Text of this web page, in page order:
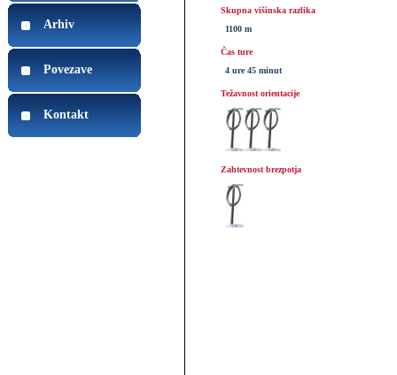
Arhiv
Povezave
Kontakt
Skupna višinska razlika
1100 m
Čas ture
4 ure 45 minut
Težavnost orientacije
Zahtevnost brezpotja